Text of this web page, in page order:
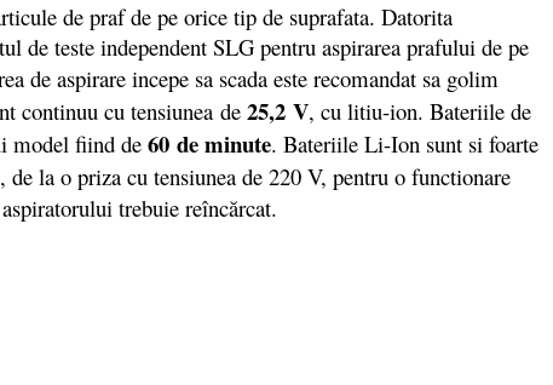
de praf de pe orice tip de suprafata. Datorita
de teste independent SLG pentru aspirarea prafului de pe
de aspirare incepe sa scada este recomandat sa golim
continuu cu tensiunea de 25,2 V, cu litiu-ion. Bateriile de
model fiind de60 de minute. Bateriile Li-Ion sunt si foarte
, de la o priza cu tensiunea de 220 V, pentru o functionare
trebuie reîncărcat.